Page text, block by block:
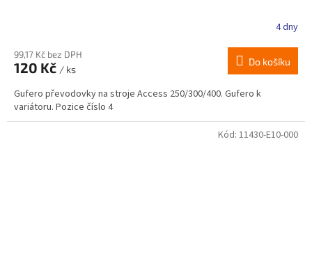
4 dny
99,17 Kč bez DPH
120 Kč / ks
Do košíku
Gufero převodovky na stroje Access 250/300/400. Gufero k
variátoru. Pozice číslo 4
Kód: 11430-E10-000